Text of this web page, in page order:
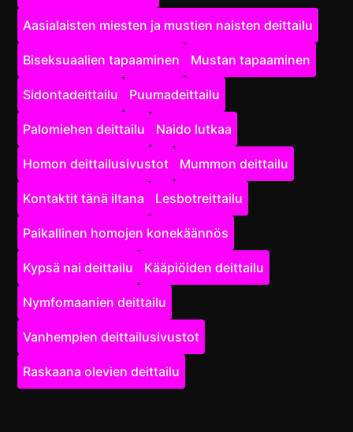
Aasialaisten miesten ja mustien naisten deittailu
Biseksuaalien tapaaminen Mustan tapaaminen
Sidontadeittailu Puumadeittailu
Palomiehen deittailu Naido lutkaa
Homon deittailusivustot Mummon deittailu
Kontaktit tänä iltana Lesbotreittailu
Paikallinen homojen konekäännös
Kypsä nai deittailu Kääpiöiden deittailu
Nymfomaanien deittailu
Vanhempien deittailusivustot
Raskaana olevien deittailu